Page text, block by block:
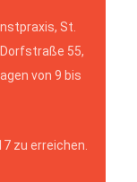
St.
55,
von 9 bis
zu erreichen.